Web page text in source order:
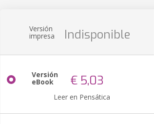
Versión
impresa Indisponible
Versión
eBook € 5,03
Leer en Pensática